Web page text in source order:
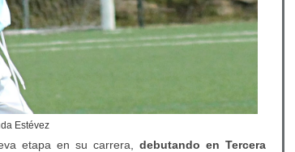
Estévez
etapa en su carrera,debutando en Tercera